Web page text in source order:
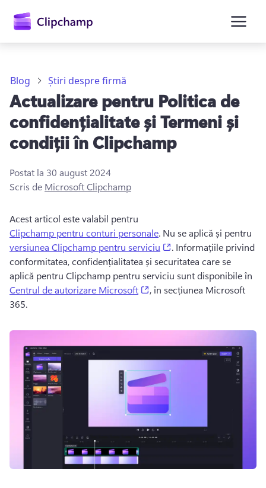
principal
Conectați-vă
Blog Știri despre firmă
Actualizare pentru Politica de
confidențialitate și Termeni și
condiții în Clipchamp
Postat la 30 august 2024
Scris de Microsoft Clipchamp
Acest articol este valabil pentru
Clipchamp pentru conturi personale. Nu se aplică și pentru
versiunea Clipchamp pentru serviciu
(opens in a new tab)
. Informațiile privind
conformitatea, confidențialitatea și securitatea care se
aplică pentru Clipchamp pentru serviciu sunt disponibile în
Centrul de autorizare Microsoft
(opens in a new tab)
, în secțiunea Microsoft
365.